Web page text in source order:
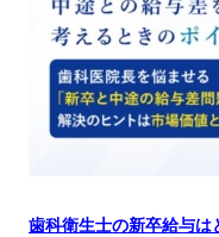
歯科衛生士の新卒給与は